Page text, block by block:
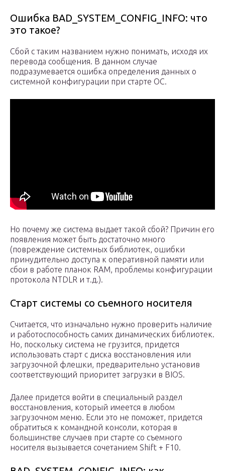
Ошибка BAD_SYSTEM_CONFIG_INFO: что
это такое?
Сбой с таким названием нужно понимать, исходя их
перевода сообщения. В данном случае
подразумевается ошибка определения данных о
системной конфигурации при старте ОС.
Но почему же система выдает такой сбой? Причин его
появления может быть достаточно много
(повреждение системных библиотек, ошибки
принудительно доступа к оперативной памяти или
сбои в работе планок RAM, проблемы конфигурации
протокола NTDLR и т.д.).
Старт системы со съемного носителя
Считается, что изначально нужно проверить наличие
и работоспособность самих динамических библиотек.
Но, поскольку система не грузится, придется
использовать старт с диска восстановления или
загрузочной флешки, предварительно установив
соответствующий приоритет загрузки в BIOS.
Далее придется войти в специальный раздел
восстановления, который имеется в любом
загрузочном меню. Если это не поможет, придется
обратиться к командной консоли, которая в
большинстве случаев при старте со съемного
носителя вызывается сочетанием Shift + F10.